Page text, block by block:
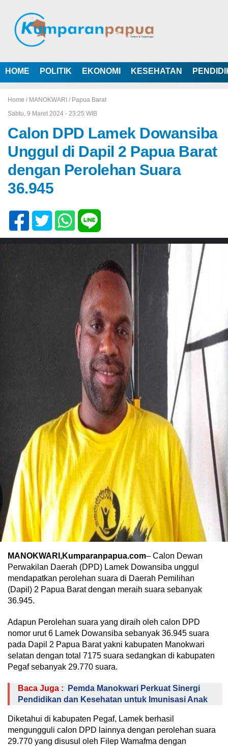
HOME POLITIK EKONOMI KESEHATAN
Home / MANOKWARI / Papua Barat
Sabtu, 9 Maret 2024 - 23:25 WIB
Calon DPD Lamek Dowansiba
Unggul di Dapil 2 Papua Barat
dengan Perolehan Suara
36.945
MANOKWARI,Kumparanpapua.com– Calon Dewan
Perwakilan Daerah (DPD) Lamek Dowansiba unggul
mendapatkan perolehan suara di Daerah Pemilihan
(Dapil) 2 Papua Barat dengan meraih suara sebanyak
36.945.
Adapun Perolehan suara yang diraih oleh calon DPD
nomor urut 6 Lamek Dowansiba sebanyak 36.945 suara
pada Dapil 2 Papua Barat yakni kabupaten Manokwari
selatan dengan total 7175 suara sedangkan di kabupaten
Pegaf sebanyak 29.770 suara.
Baca Juga :
Pemda Manokwari Perkuat Sinergi
Pendidikan dan Kesehatan untuk Imunisasi Anak
Diketahui di kabupaten Pegaf, Lamek berhasil
mengungguli calon DPD lainnya dengan perolehan suara
29.770 yang disusul oleh Filep Wamafma dengan